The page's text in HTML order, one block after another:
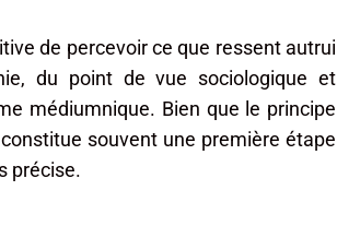
de percevoir ce que ressent autrui
du point de vue sociologique et
médiumnique. Bien que le principe
souvent une première étape
précise.